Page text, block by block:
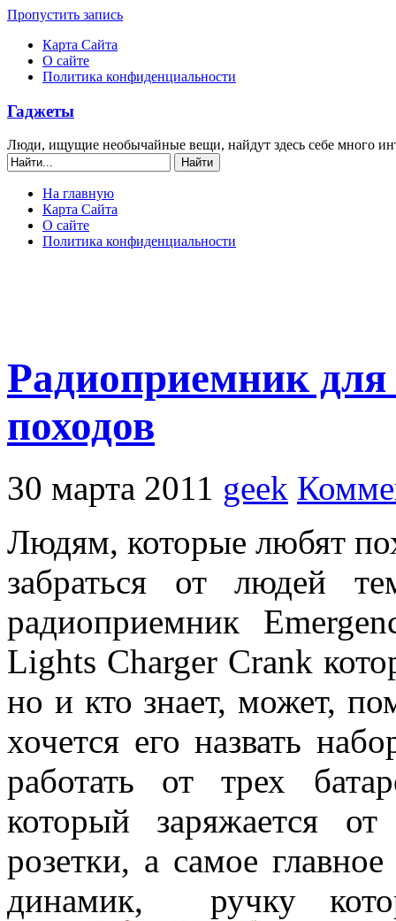
Пропустить запись
Карта Сайта
О сайте
Политика конфиденциальности
Гаджеты
Люди, ищущие необычайные вещи, найдут здесь себе много
На главную
Карта Сайта
О сайте
Политика конфиденциальности
Радиоприемник
походов
30 марта 2011 geek
Людям, которые любят
забраться от людей
радиоприемник
Lights Charger Crank
но и кто знает, может,
хочется его назвать
работать от трех
который заряжается
розетки, а самое
динамик, ручку